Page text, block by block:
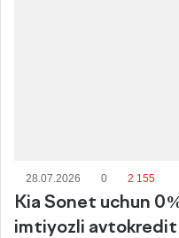
28.07.2026 0 2 155
Kia Sonet uchun
imtiyozli avtokredit